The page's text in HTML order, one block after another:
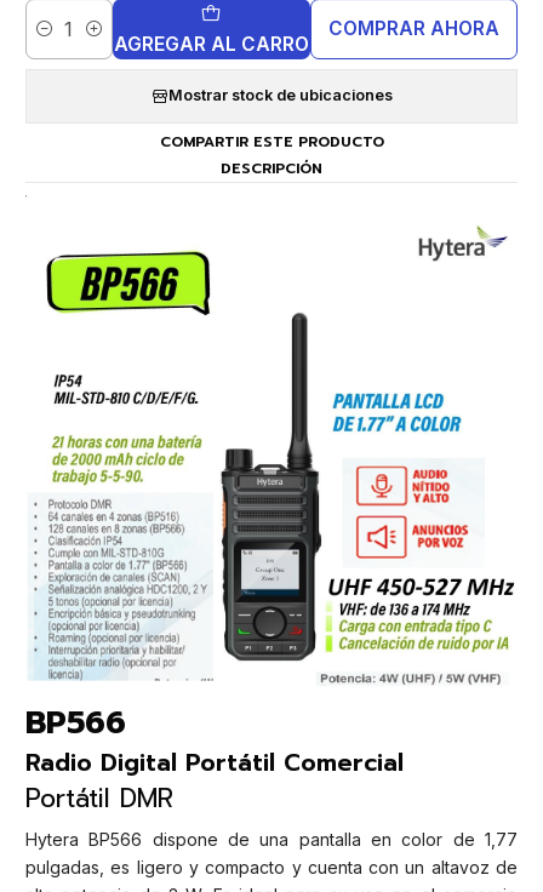
Cantidad AGREGAR AL CARRO
COMPRAR AHORA
Mostrar stock de ubicaciones
COMPARTIR ESTE PRODUCTO
DESCRIPCIÓN
BP566
Radio Digital Portátil Comercial
Portátil DMR
Hytera BP566 dispone de una pantalla en color de 1,77
pulgadas, es ligero y compacto y cuenta con un altavoz de